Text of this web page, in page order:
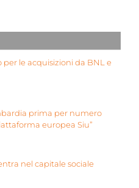
le acquisizioni da BNL e
prima per numero
europea Siu”
nel capitale sociale